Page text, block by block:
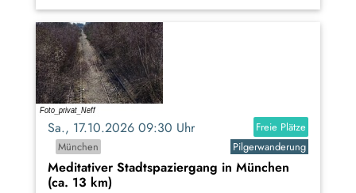
Sa., 17.10.2026 09:30 Uhr
Freie Plätze
München
Pilgerwanderung
Meditativer Stadtspaziergang in München
(ca. 13 km)